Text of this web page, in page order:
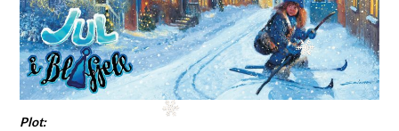
Plot: